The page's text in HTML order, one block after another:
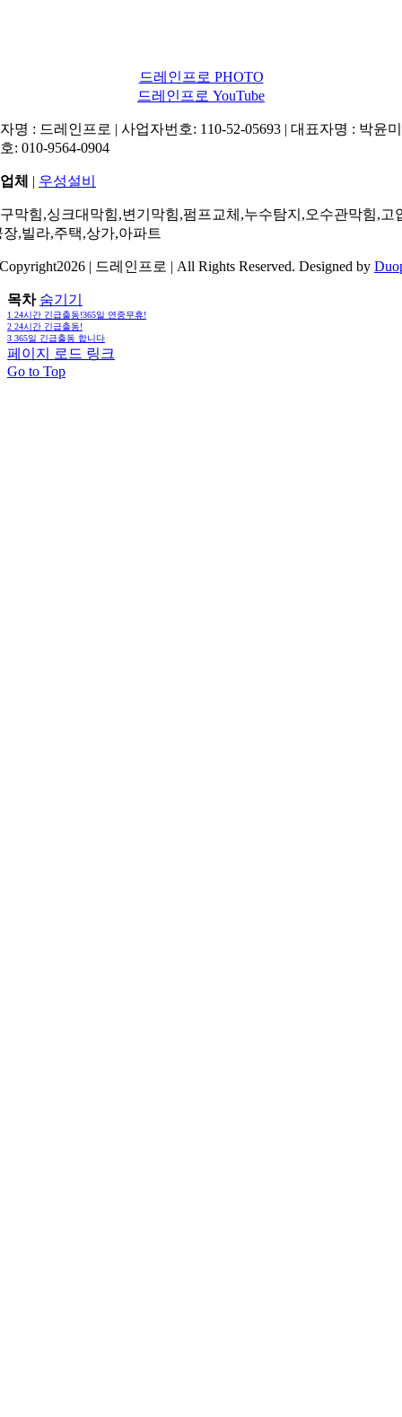
드레인프로 PHOTO
드레인프로 YouTube
명 : 드레인프로 | 사업자번호: 110-52-05693 | 대표자명 : 박윤
: 010-9564-0904
체 | 우성설비
막힘,싱크대막힘,변기막힘,펌프교체,누수탐지,오수관막힘,고
장,빌라,주택,상가,아파트
| 드레인프로 | All Rights Reserved. Designed by
목차 숨기기
1 24시간 긴급출동!365일 연중무휴!
2 24시간 긴급출동!
3 365일 긴급출동 합니다
페이지 로드 링크
Go to Top